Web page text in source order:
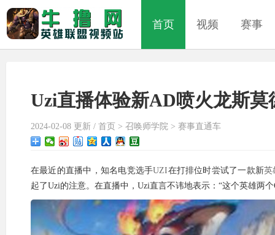
首页 视频 赛事
Uzi直播体验新AD喷火龙斯莫
2024-02-08 更新 / 首页 > 召唤师学院 > 赛事直通车
在最近的直播中，知名电竞选手UZI在打排位时尝试了一款新英
起了Uzi的注意。在直播中，Uzi直言不讳地表示：“这个英雄两